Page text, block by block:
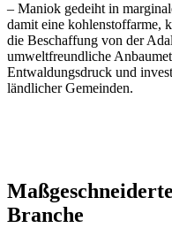
– Maniok gedeiht in
damit eine kohlenstoffarme,
die Beschaffung von der
umweltfreundliche
Entwaldungsdruck und
ländlicher Gemeinden.
Branche